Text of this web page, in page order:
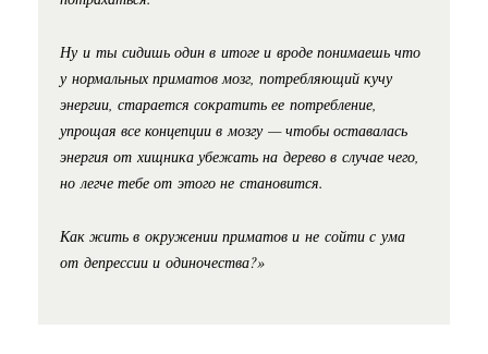
Ну и ты сидишь один в итоге и вроде понимаешь что
у нормальных приматов мозг, потребляющий кучу
энергии, старается сократить ее потребление,
упрощая все концепции в мозгу — чтобы оставалась
энергия от хищника убежать на дерево в случае чего,
но легче тебе от этого не становится.
Как жить в окружении приматов и не сойти с ума
от депрессии и одиночества?»